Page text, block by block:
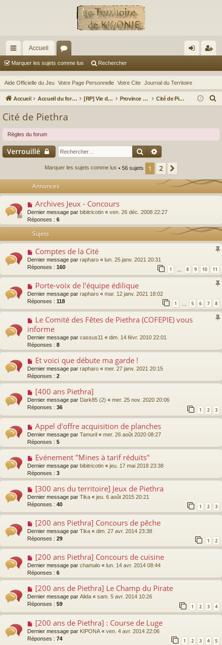
ac
co
ur
ci
s
Accueil
or
u
m
s
ne
xi
on
cri
pti
on
Marquer les sujets comme lus Rechercher
Aide Officielle du Jeu Votre Page Personnelle Votre Cite Journal du Territoire
Accueil Accueil du forum [RP] Vie des territoires et de leurs habitants Province de la Vallée Froide Cité de Piethra
r
Cité de Piethra
Règles du forum
Verrouillé Rechercher
Marquer les sujets comme lus • 56 sujets 1 2
Annonces
Archives Jeux - Concours
Dernier message par bibitricotin « ven. 26 déc. 2008 22:27
Réponses : 6
Sujets
Comptes de la Cité
Dernier message par rapharo « lun. 25 janv. 2021 20:31
Réponses : 160 1 8 9 10 11
Porte-voix de l'équipe édilique
Dernier message par rapharo « mar. 12 janv. 2021 18:02
Réponses : 118 1 … 5 6 7 8
Le Comité des Fêtes de Piethra (COFEPIE) vous
informe
Dernier message par cassus11 « dim. 14 févr. 2010 22:01
Réponses : 8
Et voici que débute ma garde !
Dernier message par rapharo « mer. 27 janv. 2021 20:15
Réponses : 2
[400 ans Piethra]
Dernier message par Dark85 (2) « mer. 25 nov. 2020 20:06
Réponses : 36 1 2 3
Appel d'offre acquisition de planches
Dernier message par Tamuril « mer. 26 août 2020 08:27
Réponses : 5
Evénement "Mines à tarif réduits"
Dernier message par bibitricotin « jeu. 17 mai 2018 23:38
Réponses : 3
[300 ans du territoire] Jeux de Piethra
Dernier message par Tika « jeu. 6 août 2015 20:21
Réponses : 40 1 2 3
[200 ans Piethra] Concours de pêche
Dernier message par Tika « dim. 27 avr. 2014 23:38
Réponses : 29 1 2
[200 ans Piethra] Concours de cuisine
Dernier message par chamalo « lun. 14 avr. 2014 08:44
Réponses : 6
[200 ans de Piethra] Le Champ du Pirate
Dernier message par Alida « sam. 5 avr. 2014 10:26
Réponses : 59 1 2 3 4
[200 ans de Piethra] : Course de Luge
Dernier message par KIPONA « ven. 4 avr. 2014 22:06
Réponses : 74 1 2 3 4 5